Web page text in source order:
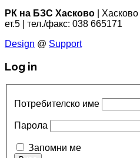
РК на БЗС Хасково |
ет.5 | тел./факс: 038 665171
Design @ Support
Log in
Потребителско име
Парола
Запомни ме